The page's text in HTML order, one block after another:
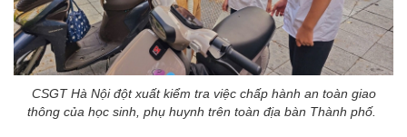
CSGT Hà Nội đột xuất kiểm tra việc chấp hành an toàn giao
thông của học sinh, phụ huynh trên toàn địa bàn Thành phố.